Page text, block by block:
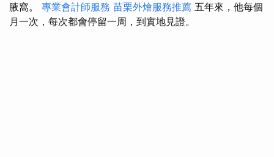
腋窩。 專業會計師服務 苗栗外燴服務推薦 五年來，他每個
月一次，每次都會停留一周，到實地見證。